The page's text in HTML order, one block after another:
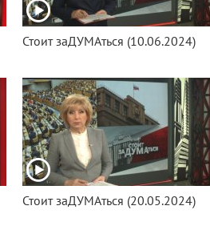
Стоит заДУМАться (10.06.2024)
Стоит заДУМАться (20.05.2024)